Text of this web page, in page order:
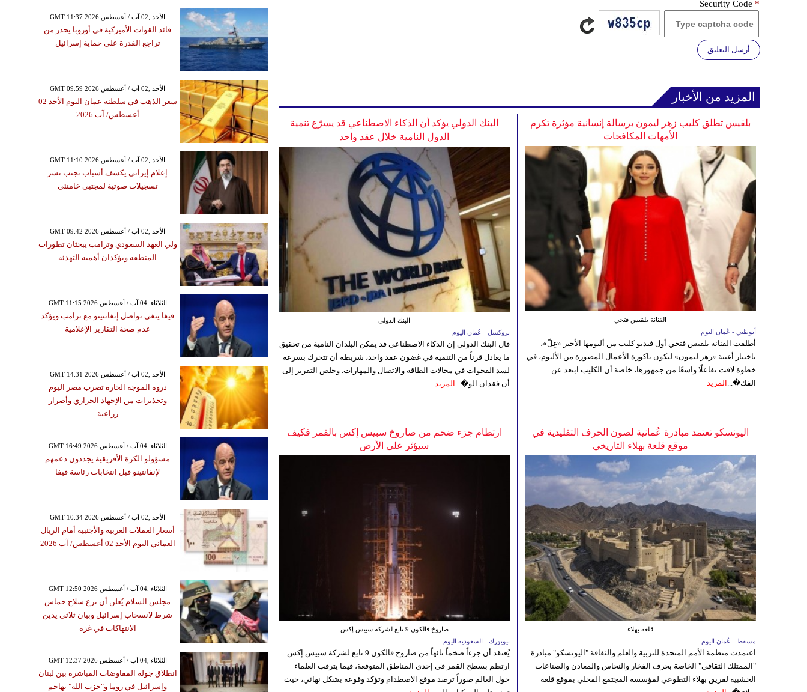
Security Code *
أرسل التعليق
المزيد من الأخبار
البنك الدولي يؤكد أن الذكاء الاصطناعي قد يسرّع تنمية
الدول النامية خلال عقد واحد
البنك الدولي
بروكسل - عُمان اليوم
قال البنك الدولي إن الذكاء الاصطناعي قد يمكن البلدان النامية من تحقيق
ما يعادل قرناً من التنمية في غضون عقد واحد، شريطة أن تتحرك بسرعة
لسد الفجوات في مجالات الطاقة والاتصال والمهارات. وخلص التقرير إلى
أن فقدان الو�... المزيد
بلقيس تطلق كليب زهر ليمون برسالة إنسانية مؤثرة تكرم
الأمهات المكافحات
الفنانة بلقيس فتحي
أبوظبي - عُمان اليوم
أطلقت الفنانة بلقيس فتحي أول فيديو كليب من ألبومها الأخير «غِلّ»،
باختيار أغنية «زهر ليمون» لتكون باكورة الأعمال المصورة من الألبوم، في
خطوة لاقت تفاعلًا واسعًا من جمهورها، خاصة أن الكليب ابتعد عن
الفك�... المزيد
ارتطام جزء ضخم من صاروخ سبيس إكس بالقمر فكيف
سيؤثر على الأرض
صاروخ فالكون 9 تابع لشركة سبيس إكس
نيويورك - السعودية اليوم
يُعتقد أن جزءاً ضخماً تائهاً من صاروخ فالكون 9 تابع لشركة سبيس إكس
ارتطم بسطح القمر في إحدى المناطق المتوقعة، فيما يترقب العلماء
حول العالم صوراً ترصد موقع الاصطدام وتؤكد وقوعه بشكل نهائي، حيث
اليونسكو تعتمد مبادرة عُمانية لصون الحرف التقليدية في
موقع قلعة بهلاء التاريخي
قلعة بهلاء
مسقط - عُمان اليوم
اعتمدت منظمة الأمم المتحدة للتربية والعلم والثقافة "اليونسكو" مبادرة
"الممتلك الثقافي" الخاصة بحرف الفخار والنحاس والمعادن والصناعات
الخشبية لفريق بهلاء التطوعي لمؤسسة المجتمع المحلي بموقع قلعة
GMT 11:37 2026 الأحد ,02 آب / أغسطس
قائد القوات الأميركية في أوروبا يحذر من
تراجع القدرة على حماية إسرائيل
GMT 09:59 2026 الأحد ,02 آب / أغسطس
سعر الذهب في سلطنة عمان اليوم الأحد 02
أغسطس/ آب 2026
GMT 11:10 2026 الأحد ,02 آب / أغسطس
إعلام إيراني يكشف أسباب تجنب نشر
تسجيلات صوتية لمجتبى خامنئي
GMT 09:42 2026 الأحد ,02 آب / أغسطس
ولي العهد السعودي وترامب يبحثان تطورات
المنطقة ويؤكدان أهمية التهدئة
GMT 11:15 2026 الثلاثاء ,04 آب / أغسطس
فيفا ينفي تواصل إنفانتينو مع ترامب ويؤكد
عدم صحة التقارير الإعلامية
GMT 14:31 2026 الأحد ,02 آب / أغسطس
ذروة الموجة الحارة تضرب مصر اليوم
وتحذيرات من الإجهاد الحراري وأضرار
زراعية
GMT 16:49 2026 الثلاثاء ,04 آب / أغسطس
مسؤولو الكرة الأفريقية يجددون دعمهم
لإنفانتينو قبل انتخابات رئاسة فيفا
GMT 10:34 2026 الأحد ,02 آب / أغسطس
أسعار العملات العربية والأجنبية أمام الريال
العماني اليوم الأحد 02 أغسطس/ آب 2026
GMT 12:50 2026 الثلاثاء ,04 آب / أغسطس
مجلس السلام يُعلن أن نزع سلاح حماس
شرط لانسحاب إسرائيل وبيان ثلاثي يدين
الانتهاكات في غزة
GMT 12:37 2026 الثلاثاء ,04 آب / أغسطس
انطلاق جولة المفاوضات المباشرة بين لبنان
وإسرائيل في روما و"حزب الله" يهاجم